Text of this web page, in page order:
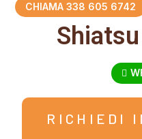
CHIAMA 338 605 6742
RICHIEDI